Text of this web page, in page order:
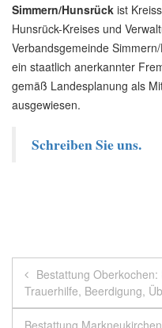
Simmern/Hunsrück ist
Hunsrück-Kreises und
Verbandsgemeinde
ein staatlich anerkannter
gemäß Landesplanung als
ausgewiesen.
Schreiben Sie uns.
Bestattung
Trauerhilfe, Beerdigung,
Bestattung